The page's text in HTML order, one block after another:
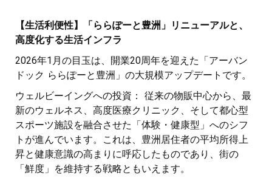
【生活利便性】「ららぽーと豊洲」リニューアルと、
高度化する生活インフラ
2026年1月の目玉は、開業20周年を迎えた「アーバン
ドック ららぽーと豊洲」の大規模アップデートです。
ウェルビーイングへの投資： 従来の物販中心から、最
新のウェルネス、高度医療クリニック、そして都心型
スポーツ施設を融合させた「体験・健康型」へのシフ
トが進んでいます。これは、豊洲居住者の平均所得上
昇と健康意識の高まりに呼応したものであり、街の
「鮮度」を維持する戦略ともいえます。